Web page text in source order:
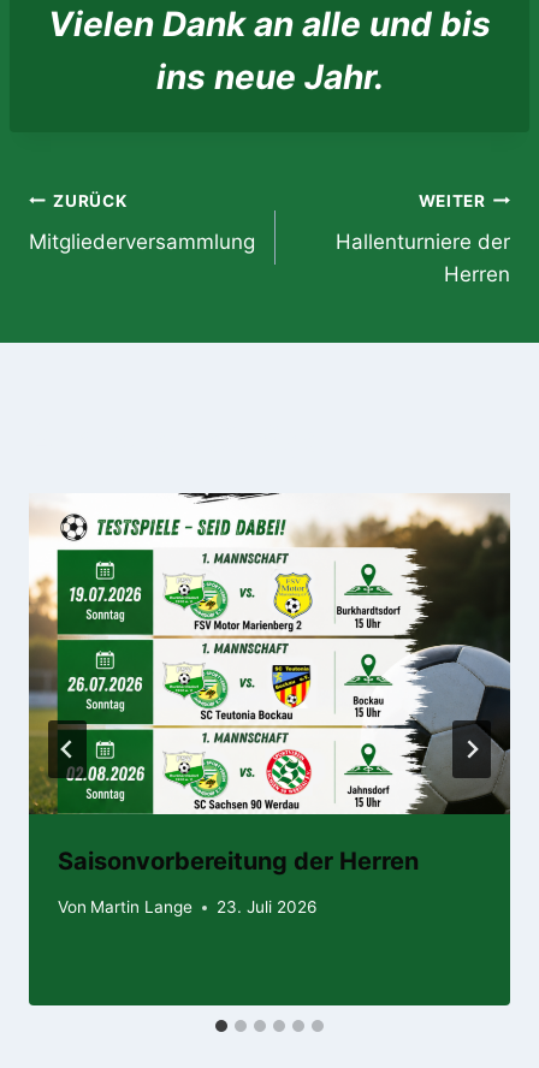
Vielen Dank an alle und bis
ins neue Jahr.
Beitragsnavigation
ZURÜCK
Mitgliederversammlung
WEITER
Hallenturniere der
Herren
Saisonvorbereitung der Herren
Von Martin Lange 23. Juli 2026